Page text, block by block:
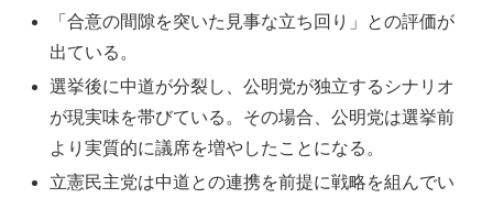
「合意の間隙を突いた見事な立ち回り」との評価が
出ている。
選挙後に中道が分裂し、公明党が独立するシナリオ
が現実味を帯びている。その場合、公明党は選挙前
より実質的に議席を増やしたことになる。
立憲民主党は中道との連携を前提に戦略を組んでい